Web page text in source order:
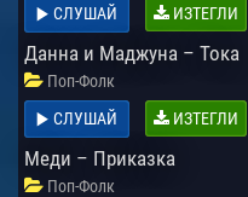
СЛУШАЙ
ИЗТЕГЛИ
Данна и Маджуна – Тока
Поп-Фолк
СЛУШАЙ
ИЗТЕГЛИ
Меди – Приказка
Поп-Фолк